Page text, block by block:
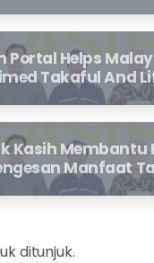
Portal Helps
Takaful And
Left Behind
Kasih Membantu
Manfaat
Hayat Yang
ditunjuk.